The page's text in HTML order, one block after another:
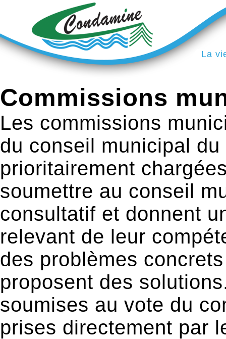
La
Commissions
Les commissions
du conseil municipal
prioritairement
soumettre au conseil
consultatif et donnent
relevant de leur
des problèmes
proposent des
soumises au vote du
prises directement par